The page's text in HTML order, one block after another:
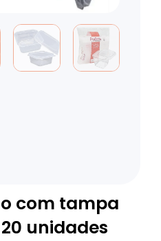
com tampa
unidades